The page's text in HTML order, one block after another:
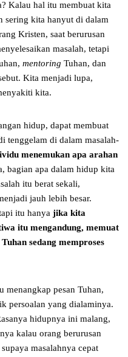
Kalau hal itu membuat kita
sering kita hanyut di dalam
Kristen, saat berurusan
masalah, tetapi
mentoring Tuhan, dan
Kita menjadi lupa,
kita.
hidup, dapat membuat
tenggelam di dalam masalah-
menemukan apa arahan
bagian apa dalam hidup kita
itu berat sekali,
jauh lebih besar.
itu hanya jika kita
itu mengandung, memuat
sedang memproses
menangkap pesan Tuhan,
persoalan yang dialaminya.
hidupnya ini malang,
kalau orang berurusan
masalahnya cepat